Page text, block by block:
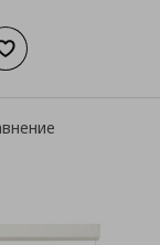
в кошницата
Добави към